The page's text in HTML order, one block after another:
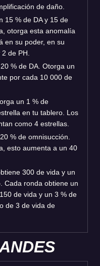
de daño.
15 % de DA y 15 de
otorga esta anomalía
en su poder, en su
de PH.
% de DA. Otorga un
por cada 10 000 de
un 1 % de
en tu tablero. Los
como 4 estrellas.
% de omnisucción.
esto aumenta a un 40
300 de vida y un
Cada ronda obtiene un
de vida y un 3 % de
de 3 de vida de